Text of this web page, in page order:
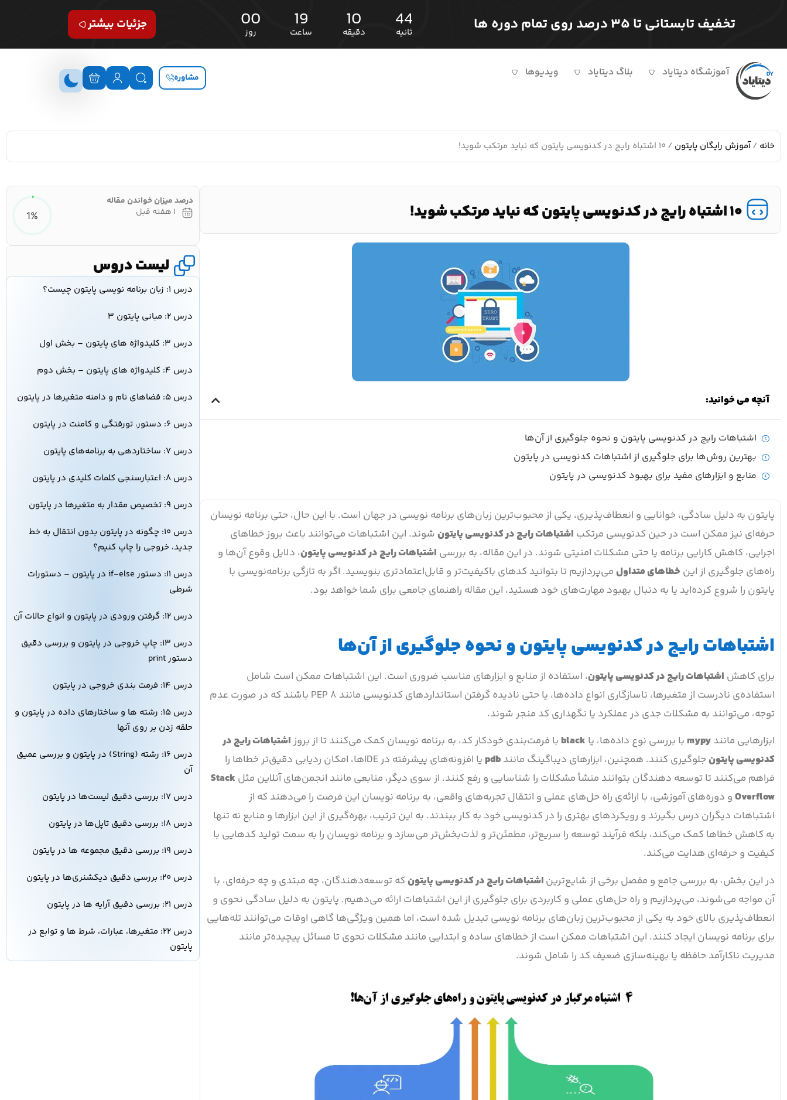
تخفیف تابستانی تا ۳۵ درصد روی تمام دوره ها 00
روز
19
ساعت
10
دقیقه
43
ثانیه جزئیات بیشتر
مشاوره آموزشگاه دیتایاد بلاگ دیتایاد ویدیوها
خانه /آموزش رایگان پایتون / ۱۰ اشتباه رایج در کدنویسی پایتون که نباید مرتکب شوید!
۱۰ اشتباه رایج در کدنویسی پایتون که نباید مرتکب شوید!
آنچه می خوانید:
اشتباهات رایج در کدنویسی پایتون و نحوه جلوگیری از آن‌ها
بهترین روش‌ها برای جلوگیری از اشتباهات کدنویسی در پایتون
منابع و ابزارهای مفید برای بهبود کدنویسی در پایتون
پایتون به دلیل سادگی، خوانایی و انعطاف‌پذیری، یکی از محبوب‌ترین زبان‌های برنامه نویسی در جهان است. با این حال، حتی برنامه نویسان
حرفه‌ای نیز ممکن است در حین کدنویسی مرتکب اشتباهات رایج در کدنویسی پایتون شوند. این اشتباهات می‌توانند باعث بروز خطاهای
اجرایی، کاهش کارایی برنامه یا حتی مشکلات امنیتی شوند. در این مقاله، به بررسی اشتباهات رایج در کدنویسی پایتون، دلایل وقوع آن‌ها و
راه‌های جلوگیری از اینخطاهای متداولمی‌پردازیم تا بتوانید کدهای باکیفیت‌تر و قابل‌اعتمادتری بنویسید. اگر به تازگی برنامه‌نویسی با
پایتون را شروع کرده‌اید یا به دنبال بهبود مهارت‌های خود هستید، این مقاله راهنمای جامعی برای شما خواهد بود.
اشتباهات رایج در کدنویسی پایتون و نحوه جلوگیری از آن‌ها
برای کاهش اشتباهات رایج در کدنویسی پایتون، استفاده از منابع و ابزارهای مناسب ضروری است. این اشتباهات ممکن است شامل
استفاده‌ی نادرست از متغیرها، ناسازگاری انواع داده‌ها، یا حتی نادیده گرفتن استانداردهای کدنویسی مانند PEP ۸ باشند که در صورت عدم
توجه، می‌توانند به مشکلات جدی در عملکرد یا نگهداری کد منجر شوند.
ابزارهایی مانندmypyبا بررسی نوع داده‌ها، یا blackبا فرمت‌بندی خودکار کد، به برنامه نویسان کمک می‌کنند تا از بروز اشتباهات رایج در
کدنویسی پایتونجلوگیری کنند. همچنین، ابزارهای دیباگینگ مانندpdb
یا افزونه‌های پیشرفته در IDEها، امکان ردیابی دقیق‌تر خطاها را
فراهم می‌کنند تا توسعه دهندگان بتوانند منشأ مشکلات را شناسایی و رفع کنند. از سوی دیگر، منابعی مانند انجمن‌های آنلاین مثل Stack
Overflowو دوره‌های آموزشی، با ارائه‌ی راه حل‌های عملی و انتقال تجربه‌های واقعی، به برنامه نویسان این فرصت را می‌دهند که از
اشتباهات دیگران درس بگیرند و رویکردهای بهتری را در کدنویسی خود به کار ببندند. به این ترتیب، بهره‌گیری از این ابزارها و منابع نه تنها
به کاهش خطاها کمک می‌کند، بلکه فرآیند توسعه را سریع‌تر، مطمئن‌تر و لذت‌بخش‌تر می‌سازد و برنامه نویسان را به سمت تولید کدهایی با
کیفیت و حرفه‌ای هدایت می‌کند.
در این بخش، به بررسی جامع و مفصل برخی از شایع‌تریناشتباهات رایج در کدنویسی پایتونکه توسعه‌دهندگان، چه مبتدی و چه حرفه‌ای، با
آن مواجه می‌شوند، می‌پردازیم و راه حل‌های عملی و کاربردی برای جلوگیری از این اشتباهات ارائه می‌دهیم. پایتون به دلیل سادگی نحوی و
انعطاف‌پذیری بالای خود به یکی از محبوب‌ترین زبان‌های برنامه نویسی تبدیل شده است، اما همین ویژگی‌ها گاهی اوقات می‌توانند تله‌هایی
برای برنامه نویسان ایجاد کنند. این اشتباهات ممکن است از خطاهای ساده و ابتدایی مانند مشکلات نحوی تا مسائل پیچیده‌تر مانند
مدیریت ناکارآمد حافظه یا بهینه‌سازی ضعیف کد را شامل شوند.
درصد میزان خواندن مقاله
۱ هفته قبل
1%
لیست دروس
درس ۱: زبان برنامه نویسی پایتون چیست؟
درس ۲: مبانی پایتون ۳
درس ۳: کلیدواژه‌ های پایتون – بخش اول
درس ۴: کلیدواژه‌ های پایتون – بخش دوم
درس ۵: فضاهای نام و دامنه متغیرها در پایتون
درس ۶: دستور، تورفتگی و کامنت در پایتون
درس ۷: ساختاردهی به برنامه‌های پایتون
درس ۸: اعتبارسنجی کلمات کلیدی در پایتون
درس ۹: تخصیص مقدار به متغیرها در پایتون
درس ۱۰: چگونه در پایتون بدون انتقال به خط
جدید، خروجی را چاپ کنیم؟
درس ۱۱: دستور if-else در پایتون – دستورات
شرطی
درس ۱۲: گرفتن ورودی در پایتون و انواع حالات آن
درس ۱۳: چاپ خروجی در پایتون و بررسی دقیق
دستور print
درس ۱۴: فرمت بندی خروجی در پایتون
درس ۱۵: رشته ها و ساختارهای داده در پایتون و
حلقه زدن بر روی آنها
درس ۱۶: رشته (String) در پایتون و بررسی عمیق
آن
درس ۱۷: بررسی دقیق لیست‌ها در پایتون
درس ۱۸: بررسی دقیق تاپل‌ها در پایتون
درس ۱۹: بررسی دقیق مجموعه ها در پایتون
درس ۲۰: بررسی دقیق دیکشنری‌ها در پایتون
درس ۲۱: بررسی دقیق آرایه ها در پایتون
درس ۲۲: متغیرها، عبارات، شرط ها و توابع در
پایتون